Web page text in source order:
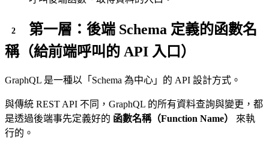
第一層：後端 Schema 定義的函數名
稱（給前端呼叫的 API 入口）
GraphQL 是一種以「Schema 為中心」的 API 設計方式。
與傳統 REST API 不同，GraphQL 的所有資料查詢與變更，都
是透過後端事先定義好的 函數名稱（Function Name）
來執
行的。